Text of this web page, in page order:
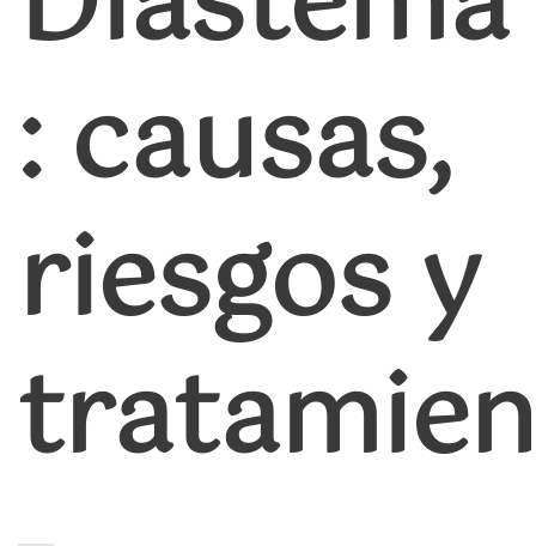
: causas,
riesgos y